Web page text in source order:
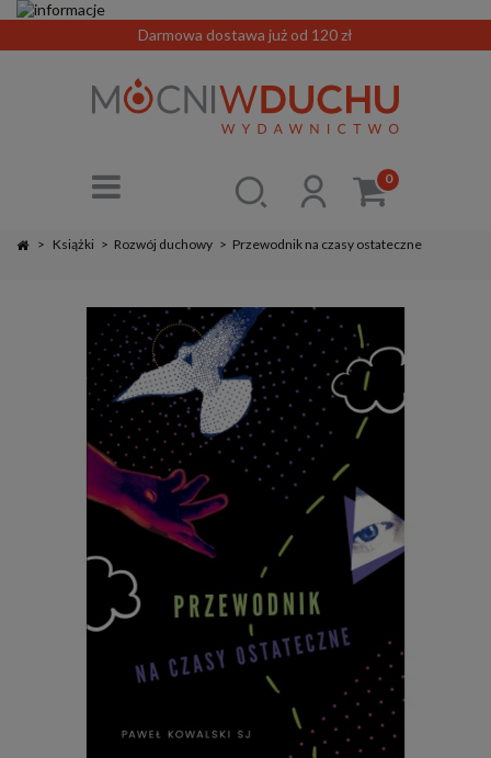
Darmowa dostawa już od 120 zł
0
> Książki > Rozwój duchowy > Przewodnik na czasy ostateczne